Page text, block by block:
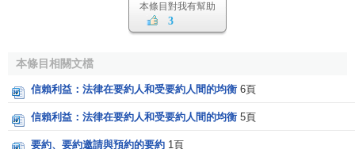
本條目對我有幫助
3
本條目相關文檔
信賴利益：法律在要約人和受要約人間的均衡 6頁
信賴利益：法律在要約人和受要約人間的均衡 5頁
要約、要約邀請與預約的要約 1頁